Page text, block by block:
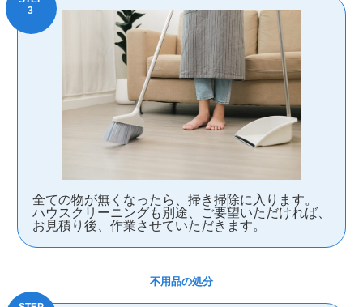
全ての物が無くなったら、掃き掃除に入ります。
ハウスクリーニングも別途、ご要望いただければ、
お見積り後、作業させていただきます。
不用品の処分